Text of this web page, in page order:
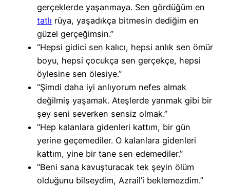
gerçeklerde yaşanmaya. Sen gördüğüm en
tatlı rüya, yaşadıkça bitmesin dediğim en
güzel gerçeğimsin.”
“Hepsi gidici sen kalıcı, hepsi anlık sen ömür
boyu, hepsi çocukça sen gerçekçe, hepsi
öylesine sen ölesiye.”
“Şimdi daha iyi anlıyorum nefes almak
değilmiş yaşamak. Ateşlerde yanmak gibi bir
şey seni severken sensiz olmak.”
“Hep kalanlara gidenleri kattım, bir gün
yerine geçemediler. O kalanlara gidenleri
kattım, yine bir tane sen edemediler.”
“Beni sana kavuşturacak tek şeyin ölüm
olduğunu bilseydim, Azrail’i beklemezdim.”